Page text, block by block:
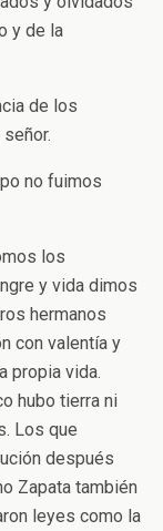
y de la
de los
no fuimos
los
y vida dimos
hermanos
con valentía y
propia vida.
hubo tierra ni
Los que
después
Zapata también
leyes como la